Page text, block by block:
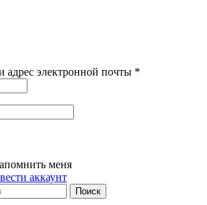
адрес электронной почты *
меня
аккаунт
Поиск